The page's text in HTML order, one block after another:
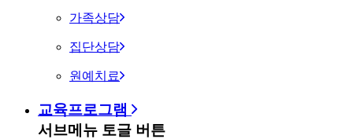
가족상담
집단상담
원예치료
교육프로그램
서브메뉴 토글 버튼